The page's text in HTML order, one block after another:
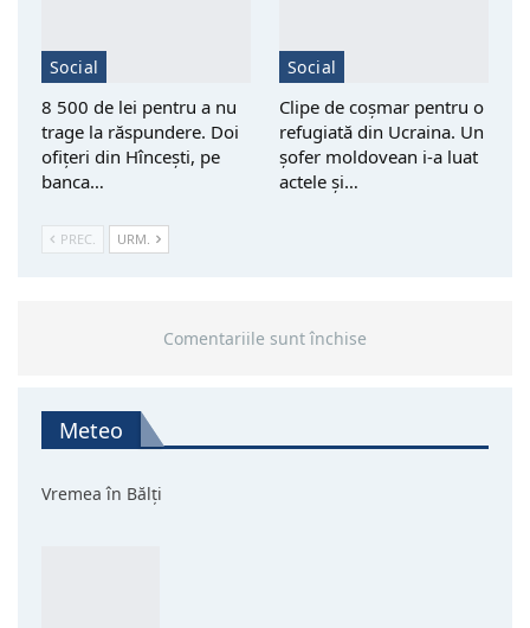
Social
8 500 de lei pentru a nu
trage la răspundere. Doi
ofițeri din Hîncești, pe
banca…
Social
Clipe de coșmar pentru o
refugiată din Ucraina. Un
șofer moldovean i-a luat
actele și…
PREC. URM.
Comentariile sunt închise
Meteo
Vremea în Bălți